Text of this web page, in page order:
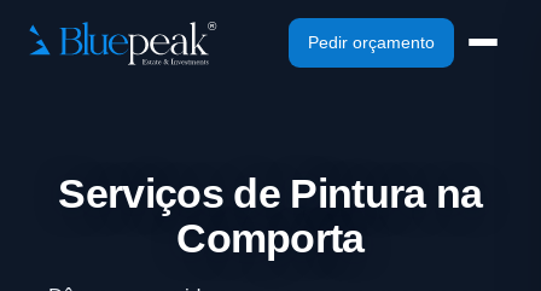
Pedir orçamento
Serviços de Pintura na
Comporta